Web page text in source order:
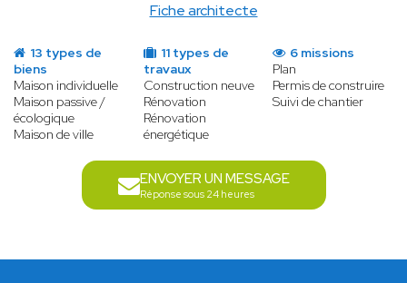
Fiche architecte
13 types de
biens
Maison individuelle
Maison passive /
écologique
Maison de ville
11 types de
travaux
Construction neuve
Rénovation
Rénovation
énergétique
6 missions
Plan
Permis de construire
Suivi de chantier
ENVOYER UN MESSAGE
Réponse sous 24 heures